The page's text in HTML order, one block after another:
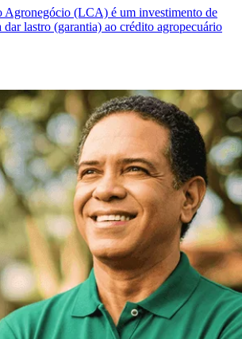
Agronegócio (LCA) é um investimento de
lastro (garantia) ao crédito agropecuário